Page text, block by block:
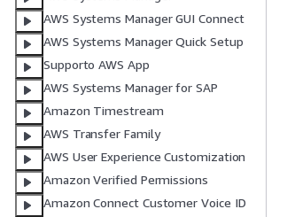
AWS Systems Manager GUI Connect
AWS Systems Manager Quick Setup
Supporto AWS App
AWS Systems Manager for SAP
Amazon Timestream
AWS Transfer Family
AWS User Experience Customization
Amazon Verified Permissions
Amazon Connect Customer Voice ID